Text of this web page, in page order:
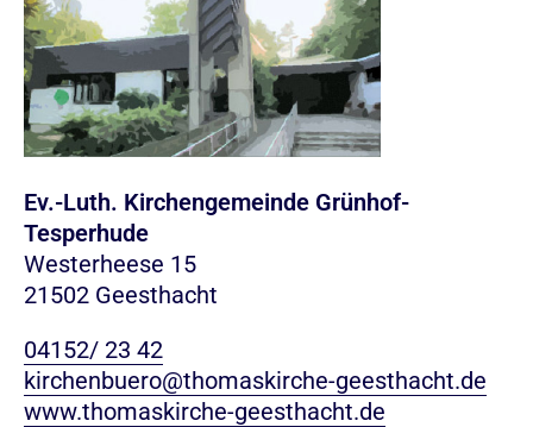
Ev.-Luth. Kirchengemeinde Grünhof-
Tesperhude
Westerheese 15
21502 Geesthacht
04152/ 23 42
kirchenbuero@thomaskirche-geesthacht.de
www.thomaskirche-geesthacht.de